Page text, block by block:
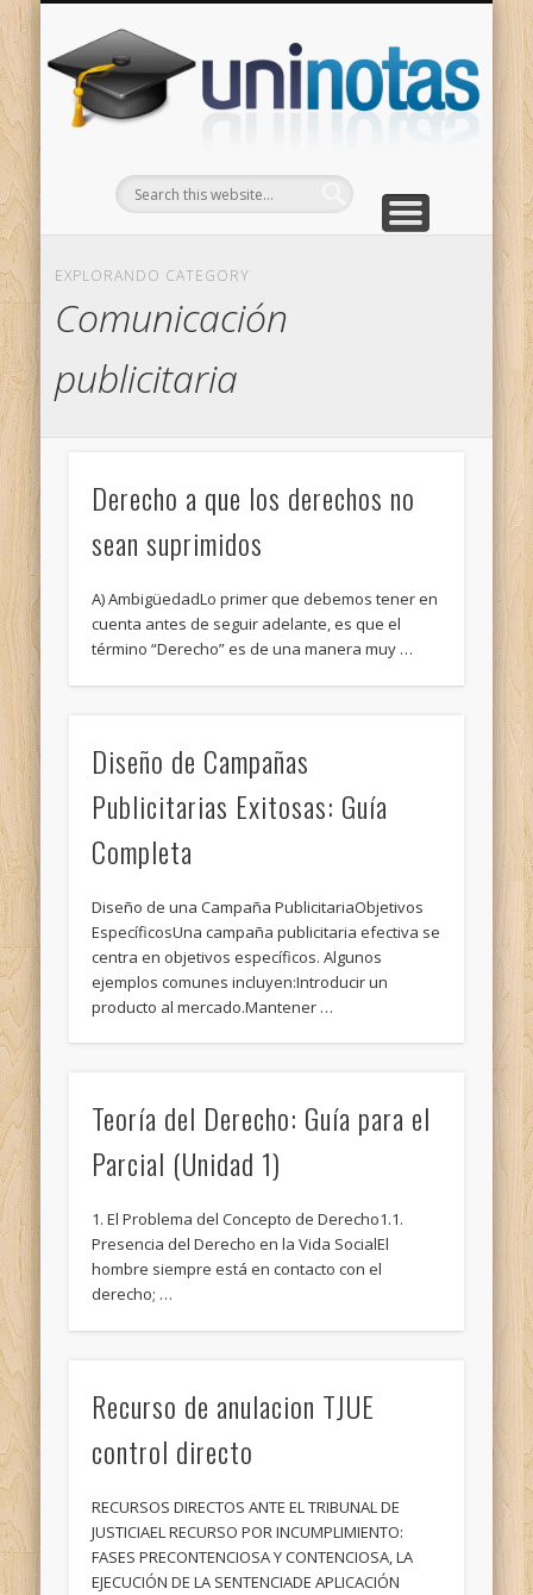
EXPLORANDO CATEGORY
Comunicación
publicitaria
Derecho a que los derechos no
sean suprimidos
A) AmbigüedadLo primer que debemos tener en
cuenta antes de seguir adelante, es que el
término “Derecho” es de una manera muy …
Diseño de Campañas
Publicitarias Exitosas: Guía
Completa
Diseño de una Campaña PublicitariaObjetivos
EspecíficosUna campaña publicitaria efectiva se
centra en objetivos específicos. Algunos
ejemplos comunes incluyen:Introducir un
producto al mercado.Mantener …
Teoría del Derecho: Guía para el
Parcial (Unidad 1)
1. El Problema del Concepto de Derecho1.1.
Presencia del Derecho en la Vida SocialEl
hombre siempre está en contacto con el
derecho; …
Recurso de anulacion TJUE
control directo
RECURSOS DIRECTOS ANTE EL TRIBUNAL DE
JUSTICIAEL RECURSO POR INCUMPLIMIENTO:
FASES PRECONTENCIOSA Y CONTENCIOSA, LA
EJECUCIÓN DE LA SENTENCIADE APLICACIÓN